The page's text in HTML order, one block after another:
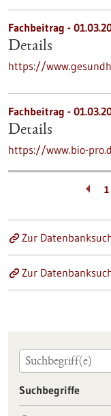
Fachbeitrag -
Details
https://
Fachbeitrag -
Details
https://www.bio-
1
Zur
Zur
Suchbegriffe